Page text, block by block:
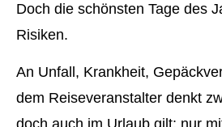
Doch die schönsten Tage des
Risiken.
An Unfall, Krankheit,
dem Reiseveranstalter denkt